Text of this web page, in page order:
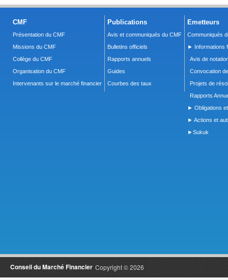
CMF
Présentation du CMF
Missions du CMF
Collège du CMF
Organisation du CMF
Intervenants sur le marché financier
Publications
Avis et communiqués du CMF
Bulletins officiels
Rapports annuels
Guides
Courbes des taux
Emetteurs
Communiqués
► Informations
Avis de
Convocation
Projets de
Rapports
► Obligations
► Actions et
►Sukuk
Copyright © 2026
Conseil du Marché Financier